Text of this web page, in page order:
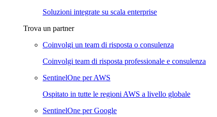
Soluzioni integrate su scala enterprise
Trova un partner
Coinvolgi un team di risposta o consulenza
Coinvolgi team di risposta professionale e consulenza
SentinelOne per AWS
Ospitato in tutte le regioni AWS a livello globale
SentinelOne per Google